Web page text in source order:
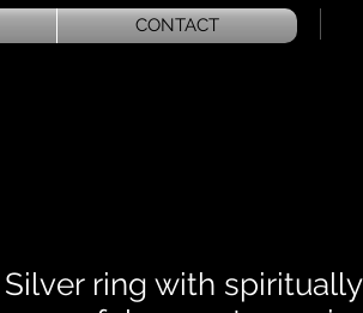
CONTACT
Silver ring with spiritually